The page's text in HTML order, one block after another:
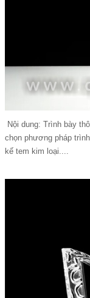
Nội dung: Trình bày
chọn phương pháp
kế tem kim loại....